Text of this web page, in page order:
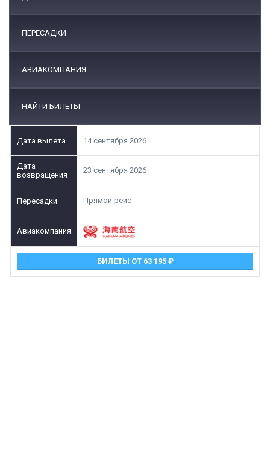
ПЕРЕСАДКИ
АВИАКОМПАНИЯ
НАЙТИ БИЛЕТЫ
14 сентября 2026
23 сентября 2026
Прямой рейс
БИЛЕТЫ ОТ 63 195